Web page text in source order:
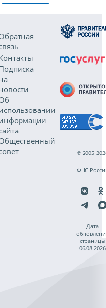
Обратная
связь
Контакты
Подписка
на
новости
Об
использовании
информации
сайта
Общественный
совет
© 2005-
ФНС
Дата
страницы
06.08.2026